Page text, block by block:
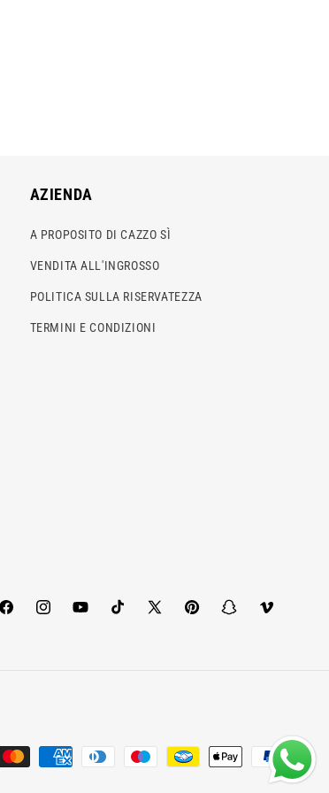
AZIENDA
A PROPOSITO DI CAZZO SÌ
VENDITA ALL'INGROSSO
POLITICA SULLA RISERVATEZZA
TERMINI E CONDIZIONI
FacebookInstagramYouTubeTikTok
X
PinterestSnapchatVimeo